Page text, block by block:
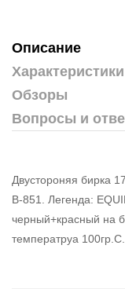
Описание
Характеристики
Обзоры
Вопросы и
Двустороняя бирка
В-851. Легенда:
черный+красный на
температруа